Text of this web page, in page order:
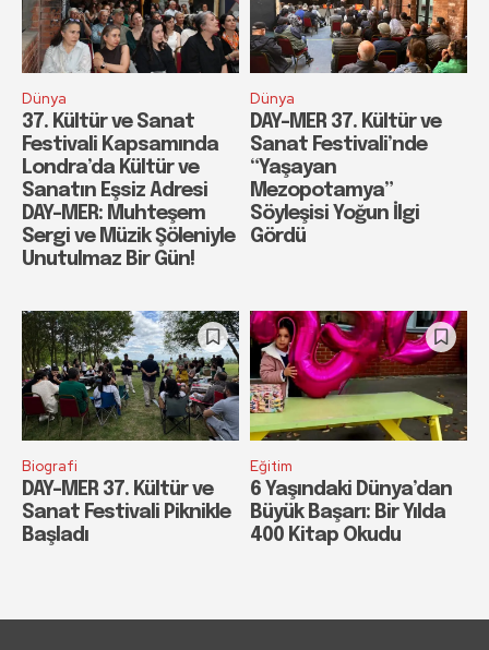
Dünya
37. Kültür ve Sanat
Festivali Kapsamında
Londra’da Kültür ve
Sanatın Eşsiz Adresi
DAY-MER: Muhteşem
Sergi ve Müzik Şöleniyle
Unutulmaz Bir Gün!
Dünya
DAY-MER 37. Kültür ve
Sanat Festivali’nde
“Yaşayan
Mezopotamya”
Söyleşisi Yoğun İlgi
Gördü
Biografi
DAY-MER 37. Kültür ve
Sanat Festivali Piknikle
Başladı
Eğitim
6 Yaşındaki Dünya’dan
Büyük Başarı: Bir Yılda
400 Kitap Okudu